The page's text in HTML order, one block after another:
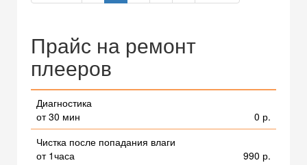
Прайс на ремонт
плееров
Диагностика
от 30 мин
0 р.
Чистка после попадания влаги
от 1часа
990 р.